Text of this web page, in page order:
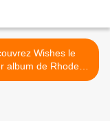
Wishes le
album de Rhodes !
>